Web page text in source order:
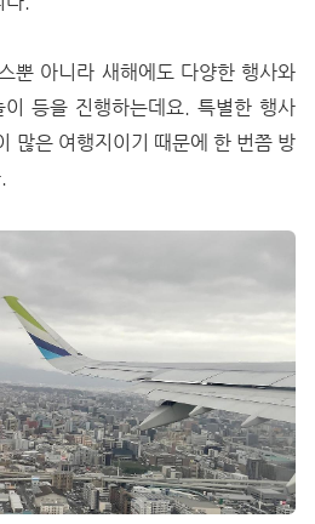
뿐 아니라 새해에도 다양한 행사와
등을 진행하는데요. 특별한 행사
많은 여행지이기 때문에 한 번쯤 방